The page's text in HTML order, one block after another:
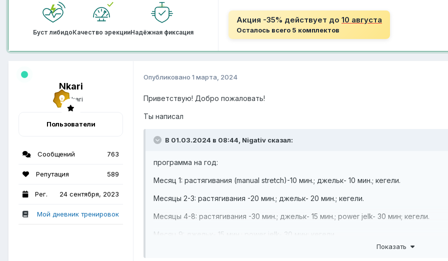
Буст либидоКачество эрекцииНадёжная фиксация
Акция -35% действует до 10 августа
Осталось всего 5 комплектов
Nkari
Пользователи
Сообщений 763
Репутация 589
Рег. 24 сентября, 2023
Мой дневник тренировок
Опубликовано 1 марта, 2024
Приветствую! Добро пожаловать!
Ты написал
В 01.03.2024 в 08:44, Nigativ сказал:
программа на год:
Месяц 1: растягивания (manual stretch)-10 мин.; джельк- 10 мин.; кегели.
Месяцы 2-3: растягивания -20 мин.; джельк- 20 мин.; кегели.
Месяцы 4-8: растягивания -30 мин.; джельк- 15 мин.; power jelk- 30 мин; кегели.
Месяц 9: джельк- 15 мин.; power jelk- 30 мин; кегели.
Показать